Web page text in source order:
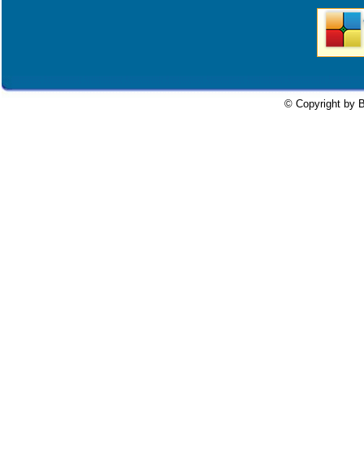
© Copyright by